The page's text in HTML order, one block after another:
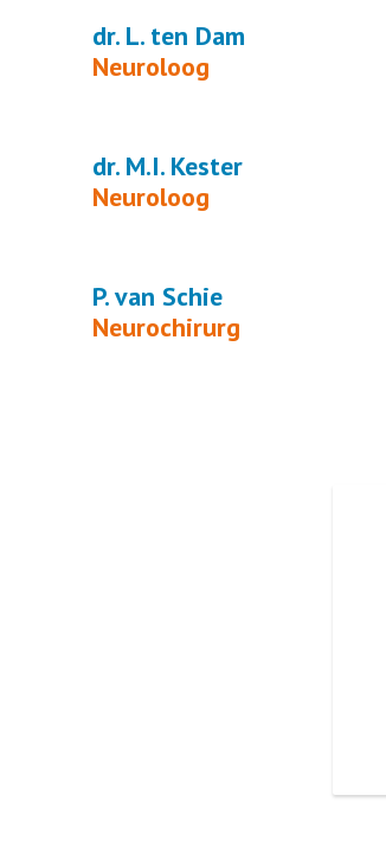
dr. L. ten Dam
Neuroloog
dr. M.I. Kester
Neuroloog
P. van Schie
Neurochirurg